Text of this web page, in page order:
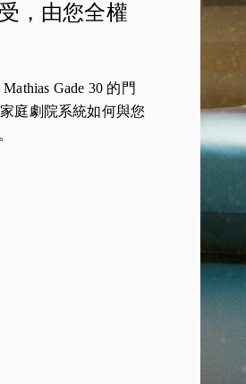
，由您全權
Gade 30 的門
庭劇院系統如何與您